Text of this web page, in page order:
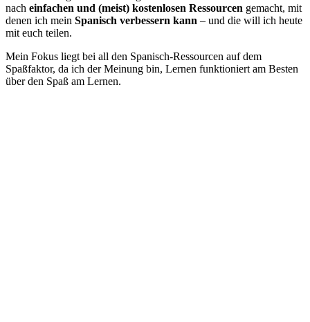
nach einfachen und (meist) kostenlosen Ressourcen gemacht, mit
denen ich mein Spanisch verbessern kann – und die will ich heute
mit euch teilen.
Mein Fokus liegt bei all den Spanisch-Ressourcen auf dem
Spaßfaktor, da ich der Meinung bin, Lernen funktioniert am Besten
über den Spaß am Lernen.